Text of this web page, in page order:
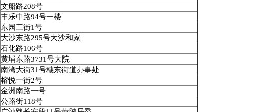
文船路208号
丰乐中路94号一楼
东园三街1号
大沙东路295号大沙和家
石化路106号
黄埔东路3731号大院
南湾大街31号穗东街道办事处
榕悦一街2号
金洲南路一号
公路街118号